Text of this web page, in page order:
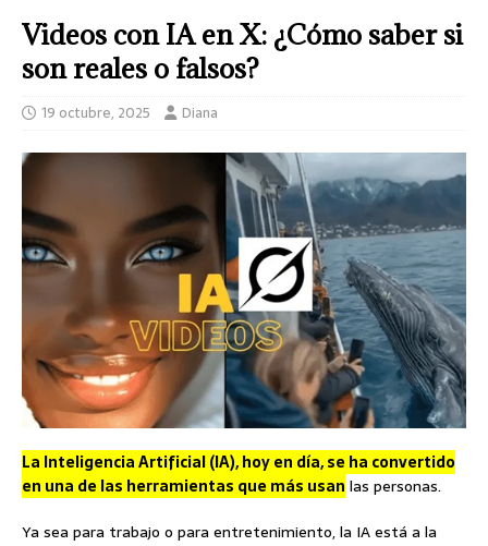
Videos con IA en X: ¿Cómo saber si
son reales o falsos?
19 octubre, 2025 Diana
La Inteligencia Artificial (IA), hoy en día, se ha convertido
en una de las herramientas que más usan las personas.
Ya sea para trabajo o para entretenimiento, la IA está a la